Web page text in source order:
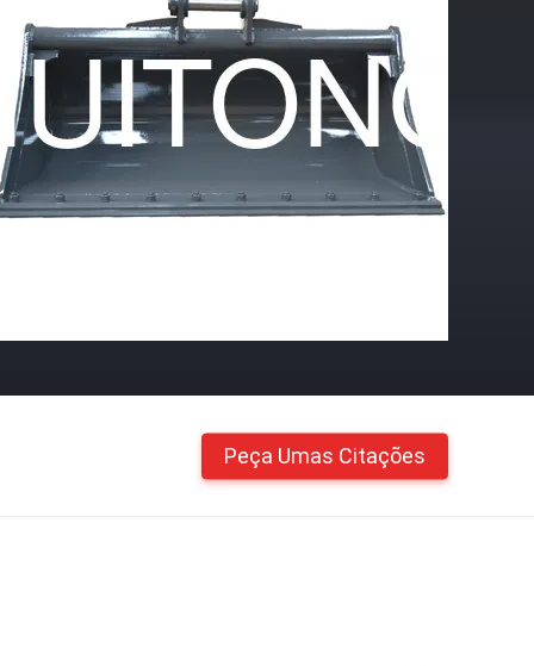
Peça Umas Citações